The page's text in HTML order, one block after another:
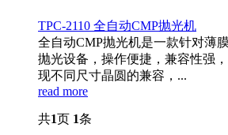
TPC-2110 全自动CMP抛光机
全自动CMP抛光机是一款针对薄
抛光设备，操作便捷，兼容性强
现不同尺寸晶圆的兼容，...
read more
共1页 1条